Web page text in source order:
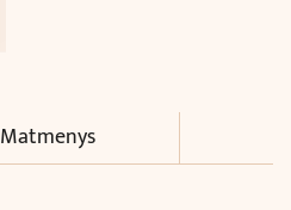
Matmenys